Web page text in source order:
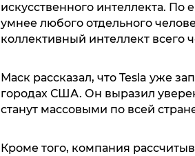
искусственного интеллекта. По
умнее любого отдельного
коллективный интеллект всего
Маск рассказал, что Tesla уже
городах США. Он выразил
станут массовыми по всей
Кроме того, компания